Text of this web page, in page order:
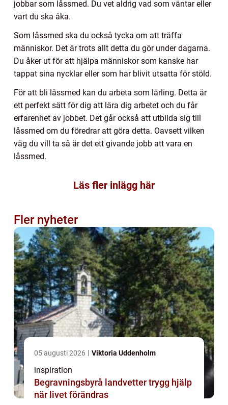
jobbar som låssmed. Du vet aldrig vad som väntar eller
vart du ska åka.
Som låssmed ska du också tycka om att träffa
människor. Det är trots allt detta du gör under dagarna.
Du åker ut för att hjälpa människor som kanske har
tappat sina nycklar eller som har blivit utsatta för stöld.
För att bli låssmed kan du arbeta som lärling. Detta är
ett perfekt sätt för dig att lära dig arbetet och du får
erfarenhet av jobbet. Det går också att utbilda sig till
låssmed om du föredrar att göra detta. Oavsett vilken
väg du vill ta så är det ett givande jobb att vara en
låssmed.
Läs fler inlägg här
Fler nyheter
05 augusti 2026 Viktoria Uddenholm
inspiration
Begravningsbyrå landvetter trygg hjälp
när livet förändras